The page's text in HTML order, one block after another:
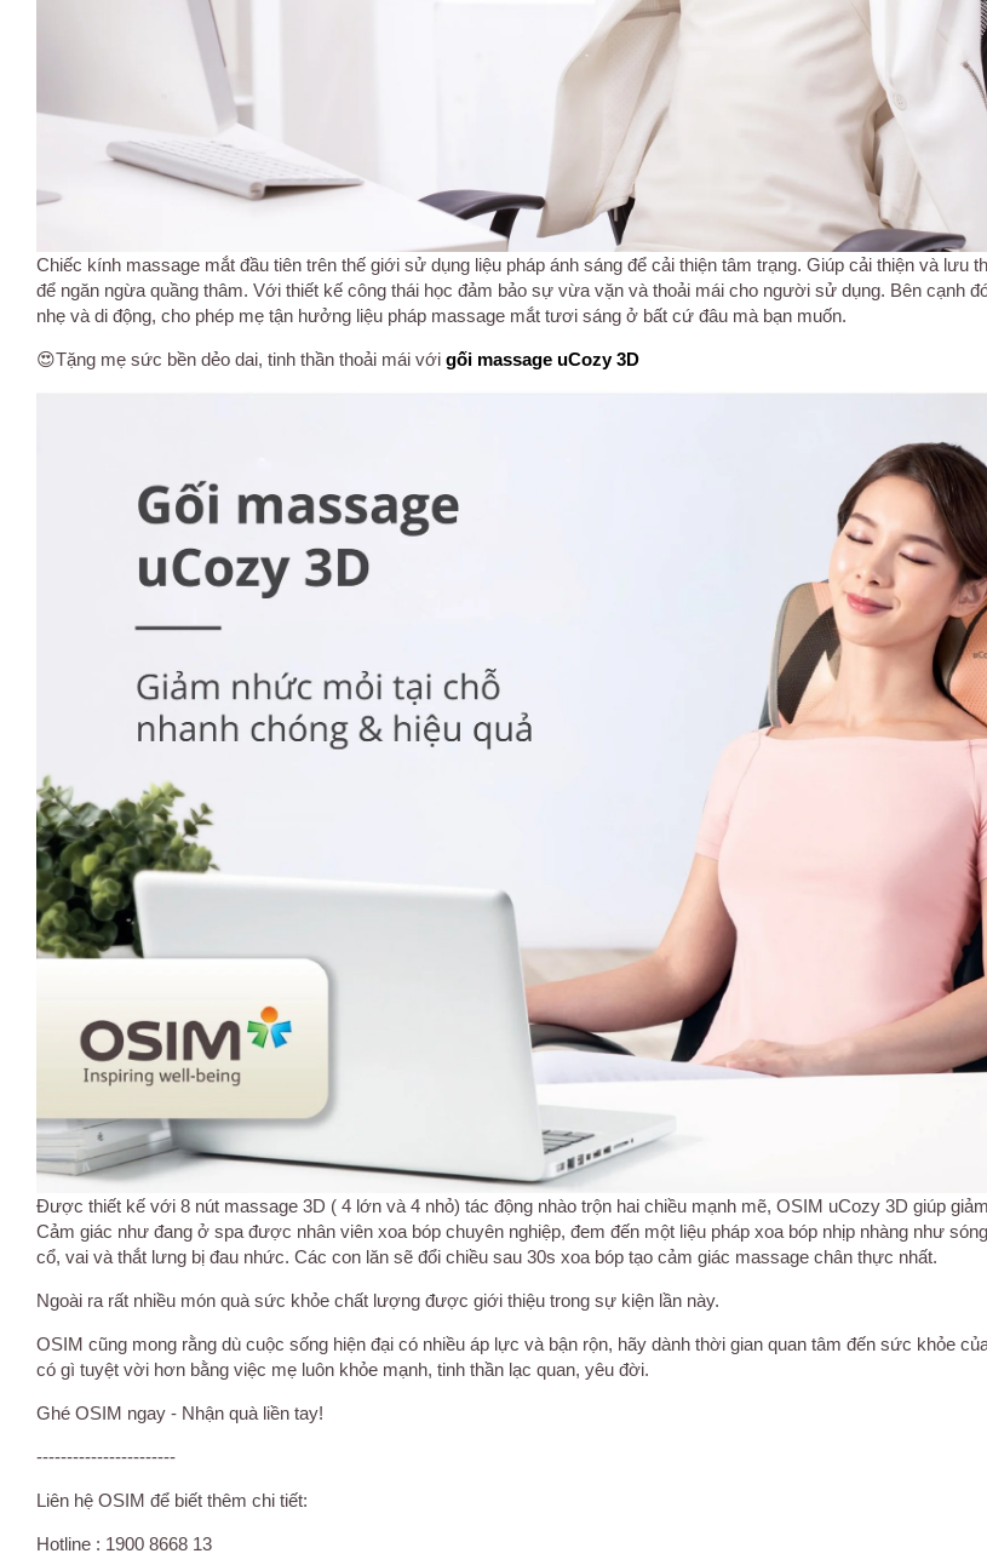
Chiếc kính massage mắt đầu tiên trên thế giới sử dụng liệu pháp ánh sáng để cải thiện tâm trạng. Giúp cải thiện và lưu
để ngăn ngừa quầng thâm. Với thiết kế công thái học đảm bảo sự vừa vặn và thoải mái cho người sử dụng. Bên cạnh
nhẹ và di động, cho phép mẹ tận hưởng liệu pháp massage mắt tươi sáng ở bất cứ đâu mà bạn muốn.
😍Tặng mẹ sức bền dẻo dai, tinh thần thoải mái với gối massage uCozy 3D
Được thiết kế với 8 nút massage 3D ( 4 lớn và 4 nhỏ) tác động nhào trộn hai chiều mạnh mẽ, OSIM uCozy 3D giúp
Cảm giác như đang ở spa được nhân viên xoa bóp chuyên nghiệp, đem đến một liệu pháp xoa bóp nhịp nhàng như
cổ, vai và thắt lưng bị đau nhức. Các con lăn sẽ đổi chiều sau 30s xoa bóp tạo cảm giác massage chân thực nhất.
Ngoài ra rất nhiều món quà sức khỏe chất lượng được giới thiệu trong sự kiện lần này.
OSIM cũng mong rằng dù cuộc sống hiện đại có nhiều áp lực và bận rộn, hãy dành thời gian quan tâm đến sức khỏe
có gì tuyệt vời hơn bằng việc mẹ luôn khỏe mạnh, tinh thần lạc quan, yêu đời.
Ghé OSIM ngay - Nhận quà liền tay!
-----------------------
Liên hệ OSIM để biết thêm chi tiết:
Hotline : 1900 8668 13